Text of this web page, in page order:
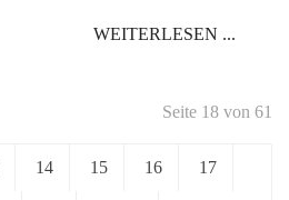
WEITERLESEN ...
Seite 18 von 61
14 15 16 17